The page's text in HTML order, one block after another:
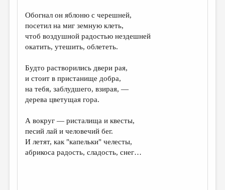
ИЗБРАННОЕ
ДАЙДЖЕСТ
ПЕРЕВОДЫ
КОНКУРСЫ
КНИЖНАЯ ПОЛКА
ОБЗОР ЛИТЕРАТУРЫ
Обогнал он яблоню с черешней,
посетил на миг земную клеть,
чтоб воздушной радостью нездешней
окатить, утешить, облететь.
Будто растворились двери рая,
и стоит в пристанище добра,
на тебя, заблудшего, взирая, —
дерева цветущая гора.
А вокруг — ристалища и квесты,
песий лай и человечий бег.
И летят, как "капельки" челесты,
абрикоса радость, сладость, снег…